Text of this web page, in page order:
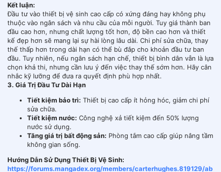
Kết luận:
Đầu tư vào thiết bị vệ sinh cao cấp có xứng đáng hay không phụ
thuộc vào ngân sách và nhu cầu của mỗi người. Tuy giá thành ban
đầu cao hơn, nhưng chất lượng tốt hơn, độ bền cao hơn và thiết
kế đẹp hơn sẽ mang lại sự hài lòng lâu dài. Chi phí sửa chữa, thay
thế thấp hơn trong dài hạn có thể bù đắp cho khoản đầu tư ban
đầu. Tuy nhiên, nếu ngân sách hạn chế, thiết bị bình dân vẫn là lựa
chọn khả thi, nhưng cần lưu ý đến việc thay thế sớm hơn. Hãy cân
nhắc kỹ lưỡng để đưa ra quyết định phù hợp nhất.
3. Giá Trị Đầu Tư Dài Hạn
Tiết kiệm bảo trì: Thiết bị cao cấp ít hỏng hóc, giảm chi phí
sửa chữa.
Tiết kiệm nước: Công nghệ xả tiết kiệm đến 50% lượng
nước sử dụng.
Tăng giá trị bất động sản: Phòng tắm cao cấp giúp nâng tầm
không gian sống.
Hướng Dẫn Sử Dụng Thiết Bị Vệ Sinh:
https://forums.mangadex.org/members/carterhughes.819129/ab